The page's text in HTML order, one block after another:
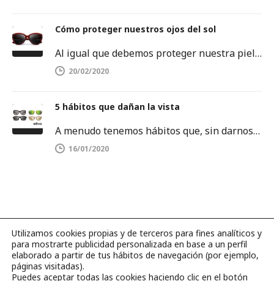
Cómo proteger nuestros ojos del sol
Al igual que debemos proteger nuestra piel del sol, también es importante proteger nuestros ojos. Los rayos ultravioletas pueden dañar…
20/02/2020
5 hábitos que dañan la vista
A menudo tenemos hábitos que, sin darnos cuenta, dañan la salud de nuestros ojos. Es por ello que debemos tenerlos…
16/01/2020
©2026 Página web hecha con amor porBLUBBER.
Utilizamos cookies propias y de terceros para fines analíticos y
para mostrarte publicidad personalizada en base a un perfil
elaborado a partir de tus hábitos de navegación (por ejemplo,
páginas visitadas).
Puedes aceptar todas las cookies haciendo clic en el botón